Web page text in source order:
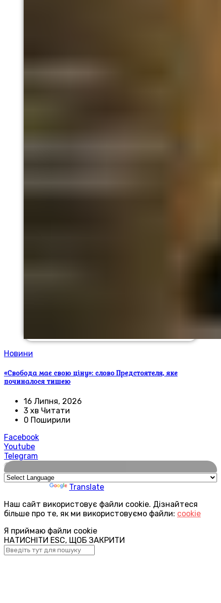
Новини
«Свобода має свою ціну»: слово Предстоятеля, яке
починалося тишею
16 Липня, 2026
3 хв Читати
0 Поширили
Facebook
Youtube
Telegram
🌍
Translate
Наш сайт використовує файли cookie. Дізнайтеся
більше про те, як ми використовуємо файли: cookie
Я приймаю файли cookie
НАТИСНІТИ ESC, ЩОБ ЗАКРИТИ